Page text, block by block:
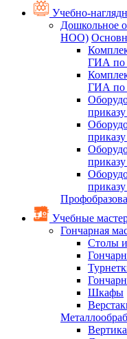
Учебно-
Дошкольное
НОО)
ГИА по
ГИА по
Учебные
Гончарная
Столы и
Шкафы